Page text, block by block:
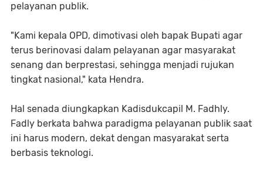
pelayanan publik.
"Kami kepala OPD, dimotivasi oleh bapak Bupati agar
terus berinovasi dalam pelayanan agar masyarakat
senang dan berprestasi, sehingga menjadi rujukan
tingkat nasional," kata Hendra.
Hal senada diungkapkan Kadisdukcapil M. Fadhly.
Fadly berkata bahwa paradigma pelayanan publik saat
ini harus modern, dekat dengan masyarakat serta
berbasis teknologi.